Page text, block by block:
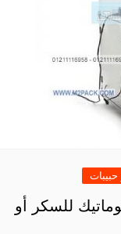
للسكر أو